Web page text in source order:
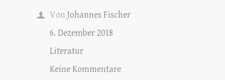
Von Johannes Fischer
6. Dezember 2018
Literatur
Keine Kommentare